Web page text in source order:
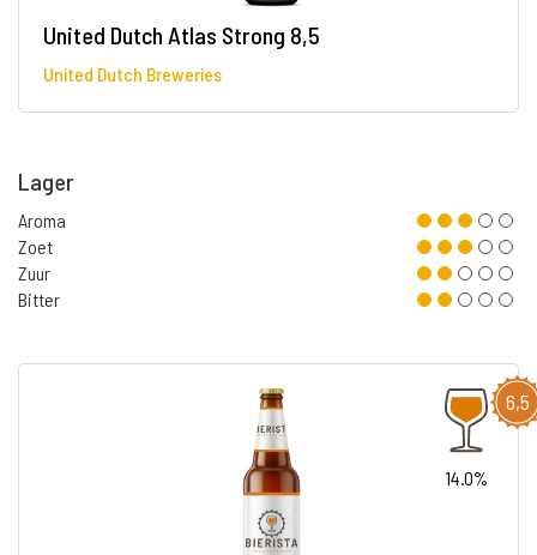
United Dutch Atlas Strong 8,5
United Dutch Breweries
Lager
Aroma
Zoet
Zuur
Bitter
6,5
14.0%